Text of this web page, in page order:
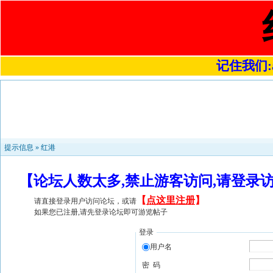
记住我们
提示信息 » 红港
【论坛人数太多,禁止游客访问,请登
请直接登录用户访问论坛，或请 【 点这里注册】
如果您已注册,请先登录论坛即可游览帖子
登录
用户名
密 码